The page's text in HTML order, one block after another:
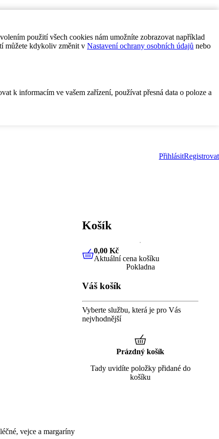
použití všech cookies nám umožníte zobrazovat například
můžete kdykoliv změnit v Nastavení ochrany osobních údajů nebo
k informacím ve vašem zařízení, používat přesná data o poloze a
PřihlásitRegistrovat
vejce a margaríny
Košík
0,00 KčAktuální cena košíku
0,00 Kč
Aktuální cena košíku
Pokladna
Váš košík
Vyberte službu, která je pro Vás
nejvhodnější
Prázdný košík
Tady uvidíte položky přidané do
košíku